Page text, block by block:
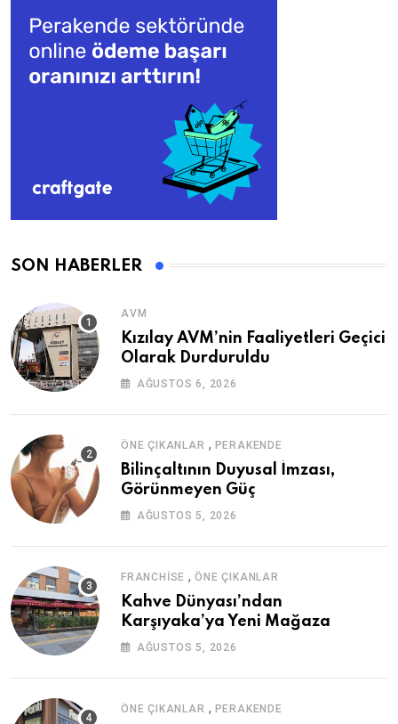
SON HABERLER
AVM
Kızılay AVM’nin Faaliyetleri Geçici
Olarak Durduruldu
AĞUSTOS 6, 2026
ÖNE ÇIKANLAR , PERAKENDE
Bilinçaltının Duyusal İmzası,
Görünmeyen Güç
AĞUSTOS 5, 2026
FRANCHISE ,ÖNE ÇIKANLAR
Kahve Dünyası’ndan
Karşıyaka’ya Yeni Mağaza
AĞUSTOS 5, 2026
ÖNE ÇIKANLAR , PERAKENDE